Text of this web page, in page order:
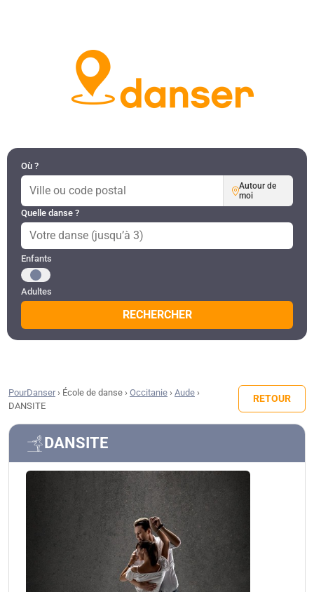
Où ?
Autour de
moi
Quelle danse ?
Public recherché
Enfants
Adultes
RECHERCHER
PourDanser› École de danse › Occitanie › Aude ›
DANSITE
RETOUR
DANSITE